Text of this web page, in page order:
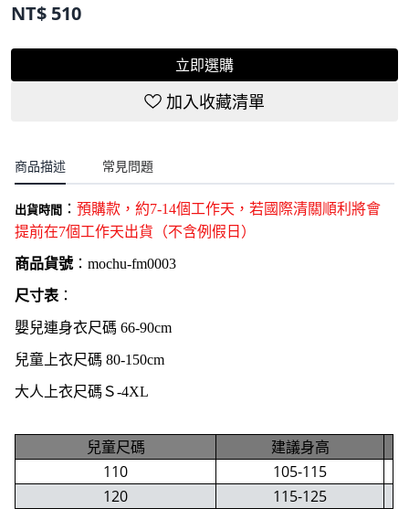
NT$ 510
立即選購
加入收藏清單
商品描述 常見問題
出貨時間 ： 預購款，約7-14個工作天，若國際清關順利將會
提前在7個工作天出貨（不含例假日 ）
商品貨號： mochu-fm0003
尺寸表 ：
嬰兒連身衣尺碼 66-90cm
兒童上衣尺碼 80-150cm
大人上衣尺碼Ｓ-4XL
兒童尺碼
建議身高
110
105-115
120
115-125